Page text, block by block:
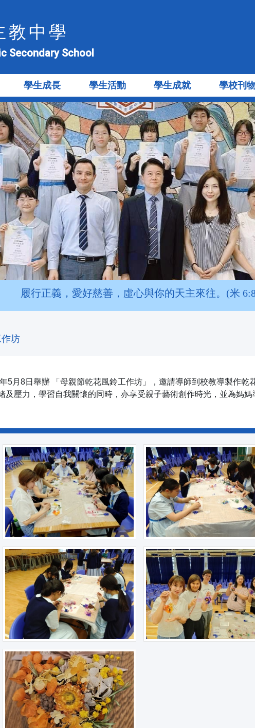
教中學
Secondary School
學生成長 學生活動 學生成就 學校刊
履行正義，愛好慈善，虛心與你的天主來往。(米
坊
5月8日舉辦 「母親節乾花風鈴工作坊」，邀請導師到校教導製作乾
及壓力，學習自我關懷的同時，亦享受親子藝術創作時光，並為媽